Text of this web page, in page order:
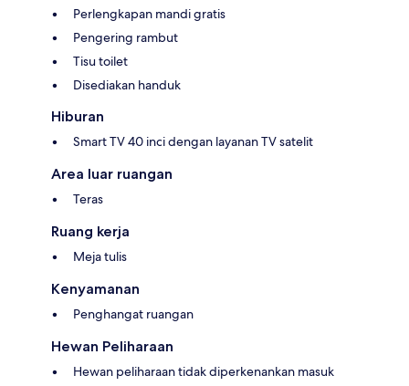
Perlengkapan mandi gratis
Pengering rambut
Tisu toilet
Disediakan handuk
Hiburan
Smart TV 40 inci dengan layanan TV satelit
Area luar ruangan
Teras
Ruang kerja
Meja tulis
Kenyamanan
Penghangat ruangan
Hewan Peliharaan
Hewan peliharaan tidak diperkenankan masuk